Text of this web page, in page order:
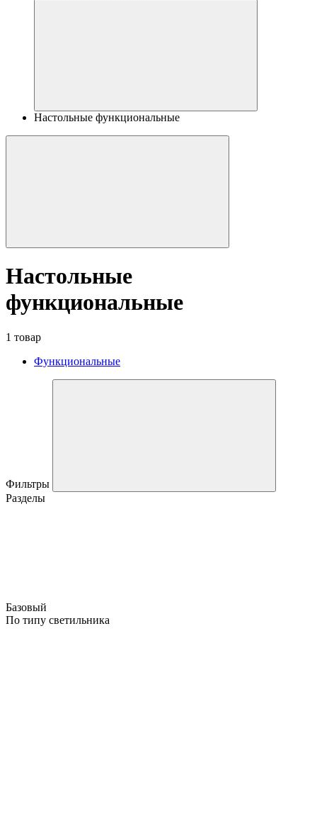
Настольные функциональные
Настольные
функциональные
1 товар
Функциональные
Фильтры
Разделы
Базовый
По типу светильника